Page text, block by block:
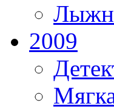
2009